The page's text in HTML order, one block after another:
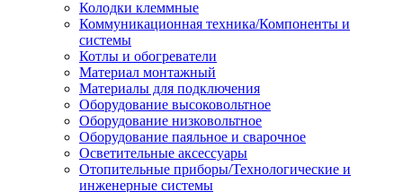
Колодки клеммные
Коммуникационная техника/Компоненты и
системы
Котлы и обогреватели
Материал монтажный
Материалы для подключения
Оборудование высоковольтное
Оборудование низковольтное
Оборудование паяльное и сварочное
Осветительные аксессуары
Отопительные приборы/Технологические и
инженерные системы